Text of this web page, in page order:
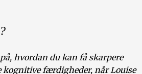
hvordan du kan få skarpere
kognitive færdigheder, når Louise